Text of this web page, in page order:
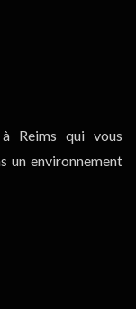
Reims qui vous
un environnement